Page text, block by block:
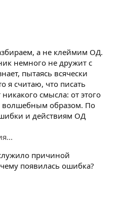
а не клеймим ОД.
немного не дружит с
пытаясь всячески
я считаю, что писать
смысла: от этого
волшебным образом. По
и действиям ОД
причиной
появилась ошибка?